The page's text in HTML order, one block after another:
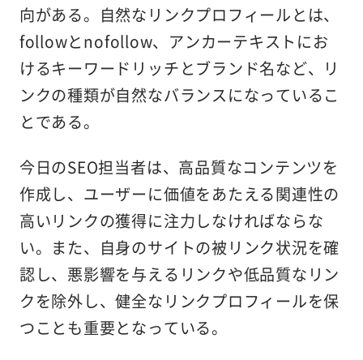
向がある。自然なリンクプロフィールとは、
followとnofollow、アンカーテキストにお
けるキーワードリッチとブランド名など、リ
ンクの種類が自然なバランスになっているこ
とである。
今日のSEO担当者は、高品質なコンテンツを
作成し、ユーザーに価値をあたえる関連性の
高いリンクの獲得に注力しなければならな
い。また、自身のサイトの被リンク状況を確
認し、悪影響を与えるリンクや低品質なリン
クを除外し、健全なリンクプロフィールを保
つことも重要となっている。